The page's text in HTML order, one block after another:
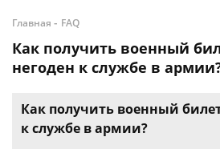
Главная - FAQ
Как получить военный
негоден к службе в
Как получить военный
к службе в армии?